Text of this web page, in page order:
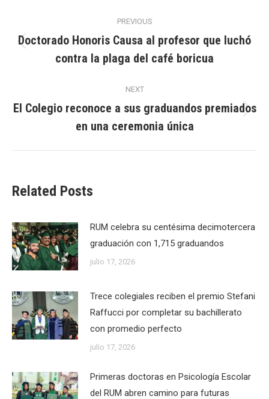
navigation
PREVIOUS
Previous
post:
Doctorado Honoris Causa al profesor que luchó
contra la plaga del café boricua
NEXT
Next
post:
El Colegio reconoce a sus graduandos premiados
en una ceremonia única
Related Posts
RUM celebra su centésima decimotercera
graduación con 1,715 graduandos
julio 17, 2026
Trece colegiales reciben el premio Stefani
Raffucci por completar su bachillerato
con promedio perfecto
julio 17, 2026
Primeras doctoras en Psicología Escolar
del RUM abren camino para futuras